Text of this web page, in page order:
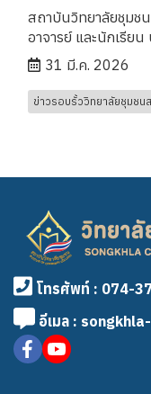
สถาบันวิทยาลัยชุมช
อาจารย์ และนักเรีย
31 มี.ค. 2026
ข่าวรอบรั้ววิทยาลัยชุมชน
โทรศัพท์ : 074-
อีเมล :